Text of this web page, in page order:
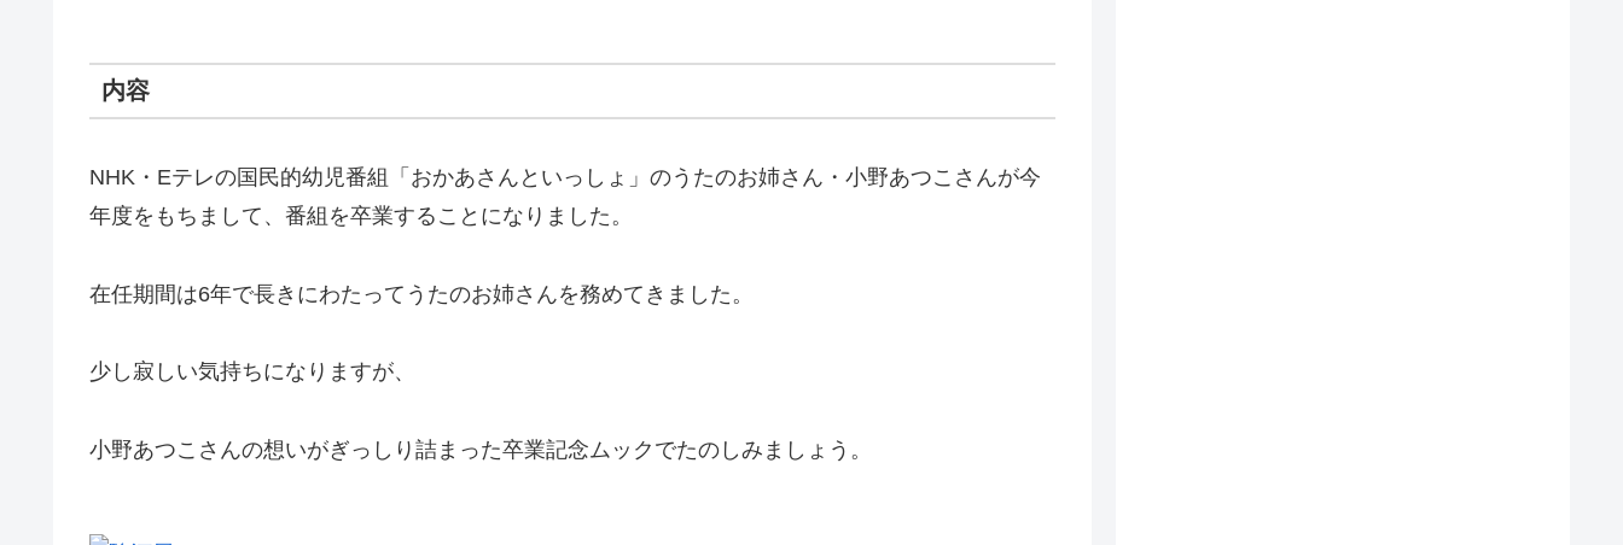
内容
NHK・Eテレの国民的幼児番組「おかあさんといっしょ」のうたのお姉さん・小野あつこさんが今
年度をもちまして、番組を卒業することになりました。
在任期間は6年で長きにわたってうたのお姉さんを務めてきました。
少し寂しい気持ちになりますが、
小野あつこさんの想いがぎっしり詰まった卒業記念ムックでたのしみましょう。